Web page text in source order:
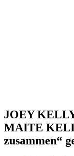
JOEY
MAITE
zusammen“